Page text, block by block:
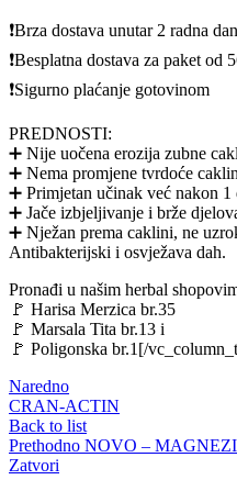
❗Brza dostava unutar 2 radna
❗Besplatna dostava za paket od
❗Sigurno plaćanje gotovinom
PREDNOSTI:
➕ Nije uočena erozija zubne
➕ Nema promjene tvrdoće
➕ Primjetan učinak već nakon
➕ Jače izbjeljivanje i brže
➕ Nježan prema caklini, ne
Antibakterijski i osvježava dah.
Pronađi u našim herbal
🚩 Harisa Merzica br.35
🚩 Marsala Tita br.13 i
🚩 Poligonska br.1[/
Naredno
CRAN-ACTIN
Back to list
Prethodno NOVO –
Zatvori